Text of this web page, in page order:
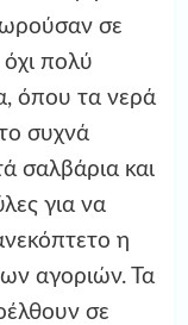
σε
πολύ
όπου τα νερά
συχνά
σαλβάρια και
για να
η
αγοριών. Τα
σε